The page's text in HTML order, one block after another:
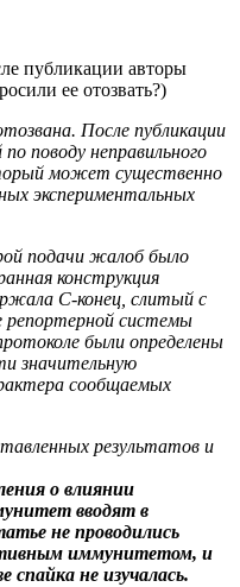
публикации авторы
ее отозвать?)
После публикации
поводу неправильного
может существенно
экспериментальных
подачи жалоб было
конструкция
С-конец, слитый с
репортерной системы
были определены
значительную
сообщаемых
результатов и
о влиянии
вводят в
не проводились
иммунитетом, и
спайка не изучалась.